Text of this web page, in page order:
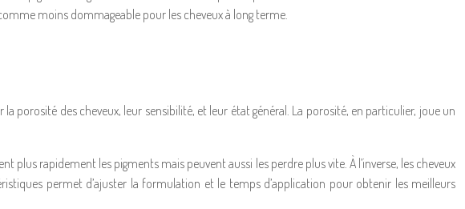
moins dommageable pour les cheveux à long terme.
porosité des cheveux, leur sensibilité, et leur état général. La porosité, en particulier, joue un
rapidement les pigments mais peuvent aussi les perdre plus vite. À l’inverse, les cheveux
permet d’ajuster la formulation et le temps d’application pour obtenir les meilleurs